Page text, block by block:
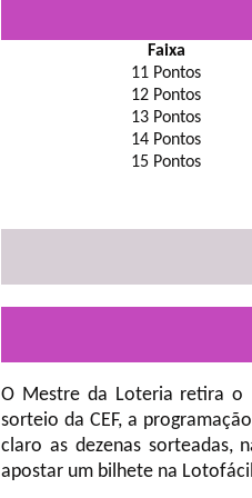
Faixa
11 Pontos
12 Pontos
13 Pontos
14 Pontos
15 Pontos
O Mestre da Loteria retira o
sorteio da CEF, a
claro as dezenas sorteadas,
apostar um bilhete na